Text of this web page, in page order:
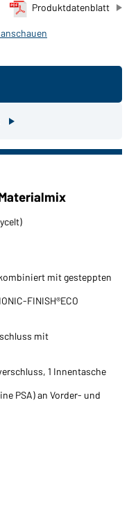
Produktdatenblatt
mit gesteppten
FINISH®ECO
mit
1 Innentasche
PSA) an Vorder- und